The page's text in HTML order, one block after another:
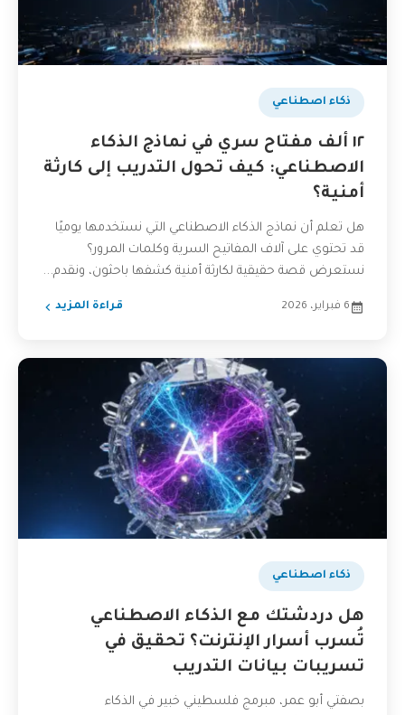
ذكاء اصطناعي
١٢ ألف مفتاح سري في نماذج الذكاء
الاصطناعي: كيف تحول التدريب إلى كارثة
أمنية؟
هل تعلم أن نماذج الذكاء الاصطناعي التي نستخدمها يوميًا
قد تحتوي على آلاف المفاتيح السرية وكلمات المرور؟
نستعرض قصة حقيقية لكارثة أمنية كشفها باحثون، ونقدم...
6 فبراير، 2026 قراءة المزيد
ذكاء اصطناعي
هل دردشتك مع الذكاء الاصطناعي
تُسرب أسرار الإنترنت؟ تحقيق في
تسريبات بيانات التدريب
بصفتي أبو عمر، مبرمج فلسطيني خبير في الذكاء